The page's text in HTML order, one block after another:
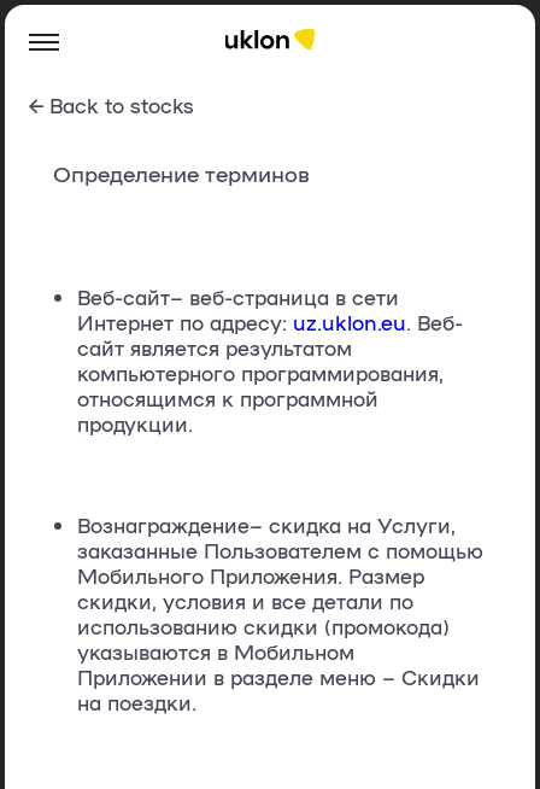
← Back to stocks
Определение терминов
Веб-сайт– веб-страница в сети
Интернет по адресу: uz.uklon.eu . Веб-
сайт является результатом
компьютерного программирования,
относящимся к программной
продукции.
Вознаграждение– скидка на Услуги,
заказанные Пользователем с помощью
Мобильного Приложения. Размер
скидки, условия и все детали по
использованию скидки (промокода)
указываются в Мобильном
Приложении в разделе меню – Скидки
на поездки.